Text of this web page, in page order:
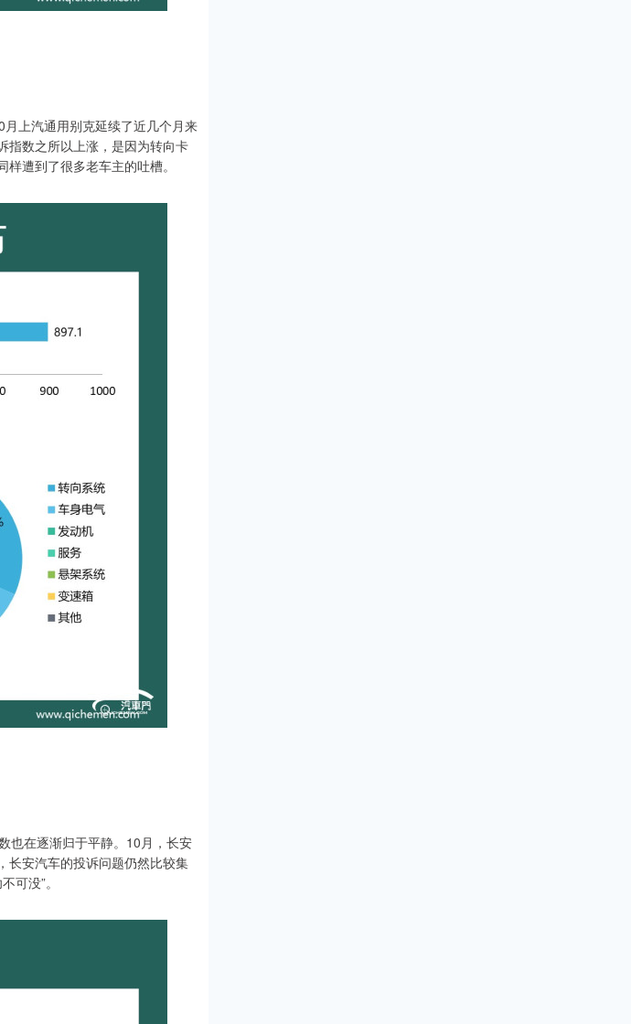
上汽通用别克延续了近几个月来
指数之所以上涨，是因为转向卡
遭到了很多老车主的吐槽。
也在逐渐归于平静。10月，长安
长安汽车的投诉问题仍然比较集
可没”。